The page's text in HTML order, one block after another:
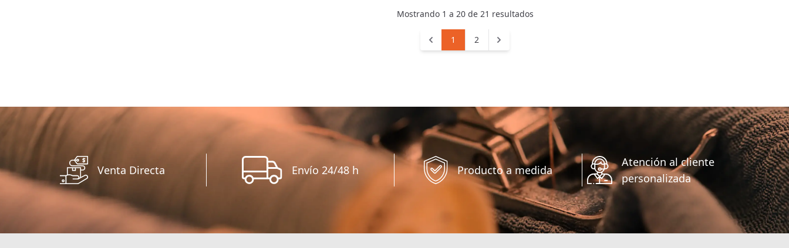
Mostrando 1 a 20 de 21 resultados
1 2
Venta Directa Envío 24/48 h Producto a medida
Atención al cliente
personalizada